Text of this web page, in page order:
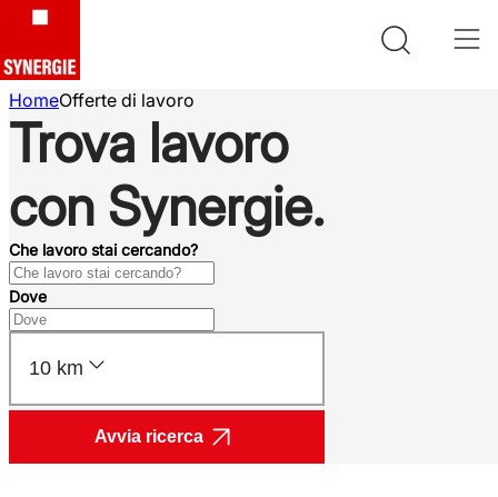
HomeOfferte di lavoro
Trova lavoro
con Synergie.
Che lavoro stai cercando?
Dove
10 km
Avvia ricerca